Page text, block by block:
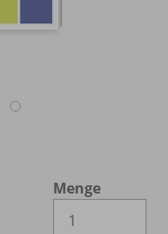
Menge